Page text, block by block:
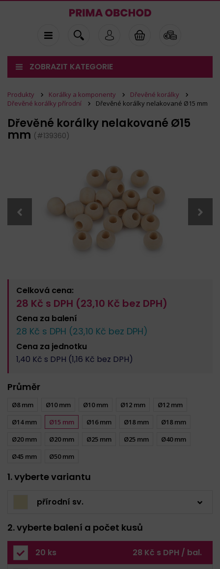
ZOBRAZIT KATEGORIE
Produkty Korálky a komponenty
Dřevěné korálky
Dřevěné korálky přírodní
Dřevěné korálky nelakované Ø15 mm
Dřevěné korálky nelakované Ø15
mm (#139360)
Celková cena:
28 Kč s DPH (23,10 Kč bez DPH)
Cena za balení
28 Kč s DPH (23,10 Kč bez DPH)
Cena za jednotku
1,40 Kč s DPH (1,16 Kč bez DPH)
Průměr
Ø8 mm Ø10 mm Ø10 mm Ø12 mm
Ø12 mm
Ø14 mm
Ø15 mm Ø16 mm Ø18 mm
Ø18 mm
Ø20 mm
Ø20 mm Ø25 mm Ø25 mm
Ø40 mm
Ø45 mm
Ø50 mm
1. vyberte variantu
přírodní sv.
2. vyberte balení a počet kusů
20 ks 28 Kč s DPH / bal.